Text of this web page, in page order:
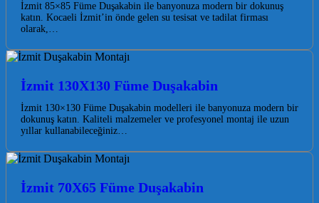
İzmit 85×85 Füme Duşakabin ile banyonuza modern bir dokunuş
katın. Kocaeli İzmit’in önde gelen su tesisat ve tadilat firması
olarak,…
İzmit 130X130 Füme Duşakabin
İzmit 130×130 Füme Duşakabin modelleri ile banyonuza modern bir
dokunuş katın. Kaliteli malzemeler ve profesyonel montaj ile uzun
yıllar kullanabileceğiniz…
İzmit 70X65 Füme Duşakabin